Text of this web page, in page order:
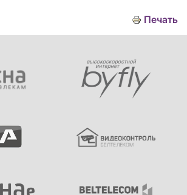
Печать